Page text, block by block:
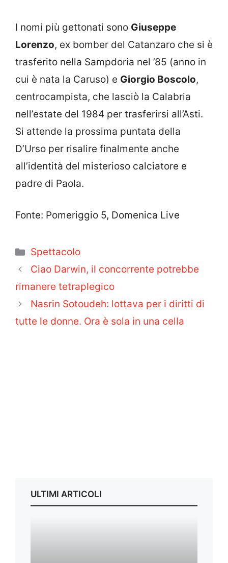
I nomi più gettonati sono Giuseppe
Lorenzo, ex bomber del Catanzaro che si è
trasferito nella Sampdoria nel ’85 (anno in
cui è nata la Caruso) e Giorgio Boscolo,
centrocampista, che lasciò la Calabria
nell’estate del 1984 per trasferirsi all’Asti.
Si attende la prossima puntata della
D’Urso per risalire finalmente anche
all’identità del misterioso calciatore e
padre di Paola.
Fonte: Pomeriggio 5, Domenica Live
Categorie
Spettacolo
Ciao Darwin, il concorrente potrebbe
rimanere tetraplegico
Nasrin Sotoudeh: lottava per i diritti di
tutte le donne. Ora è sola in una cella
ULTIMI ARTICOLI